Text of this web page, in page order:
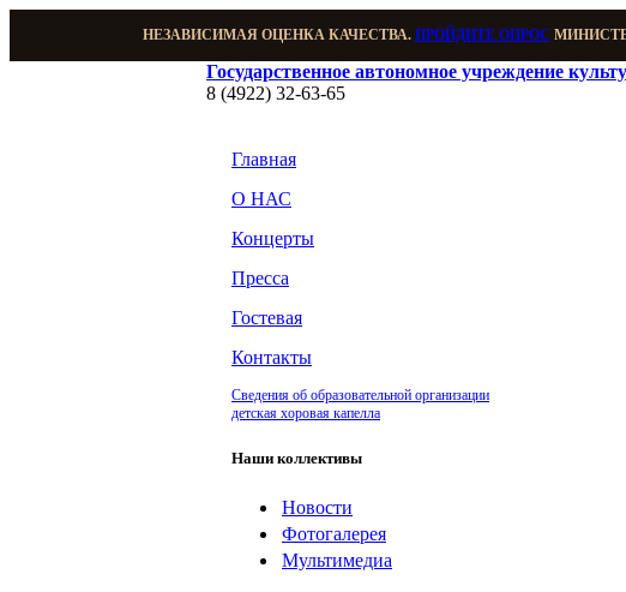
НЕЗАВИСИМАЯ ОЦЕНКА КАЧЕСТВА. ПРОЙДИТЕ ОПРОС
Государственное автономное учреждение
8 (4922) 32-63-65
Главная
О НАС
Концерты
Пресса
Гостевая
Контакты
Сведения об образовательной организации
детская хоровая капелла
Наши коллективы
Новости
Фотогалерея
Мультимедиа